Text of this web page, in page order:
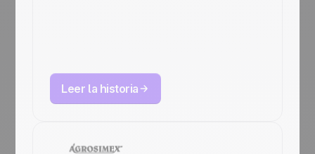
Leer la historia